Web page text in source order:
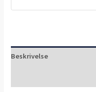
Beskrivelse